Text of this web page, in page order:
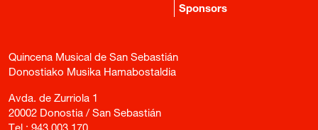
Sponsors
Quincena Musical de San Sebastián
Donostiako Musika Hamabostaldia
Avda. de Zurriola 1
20002 Donostia / San Sebastián